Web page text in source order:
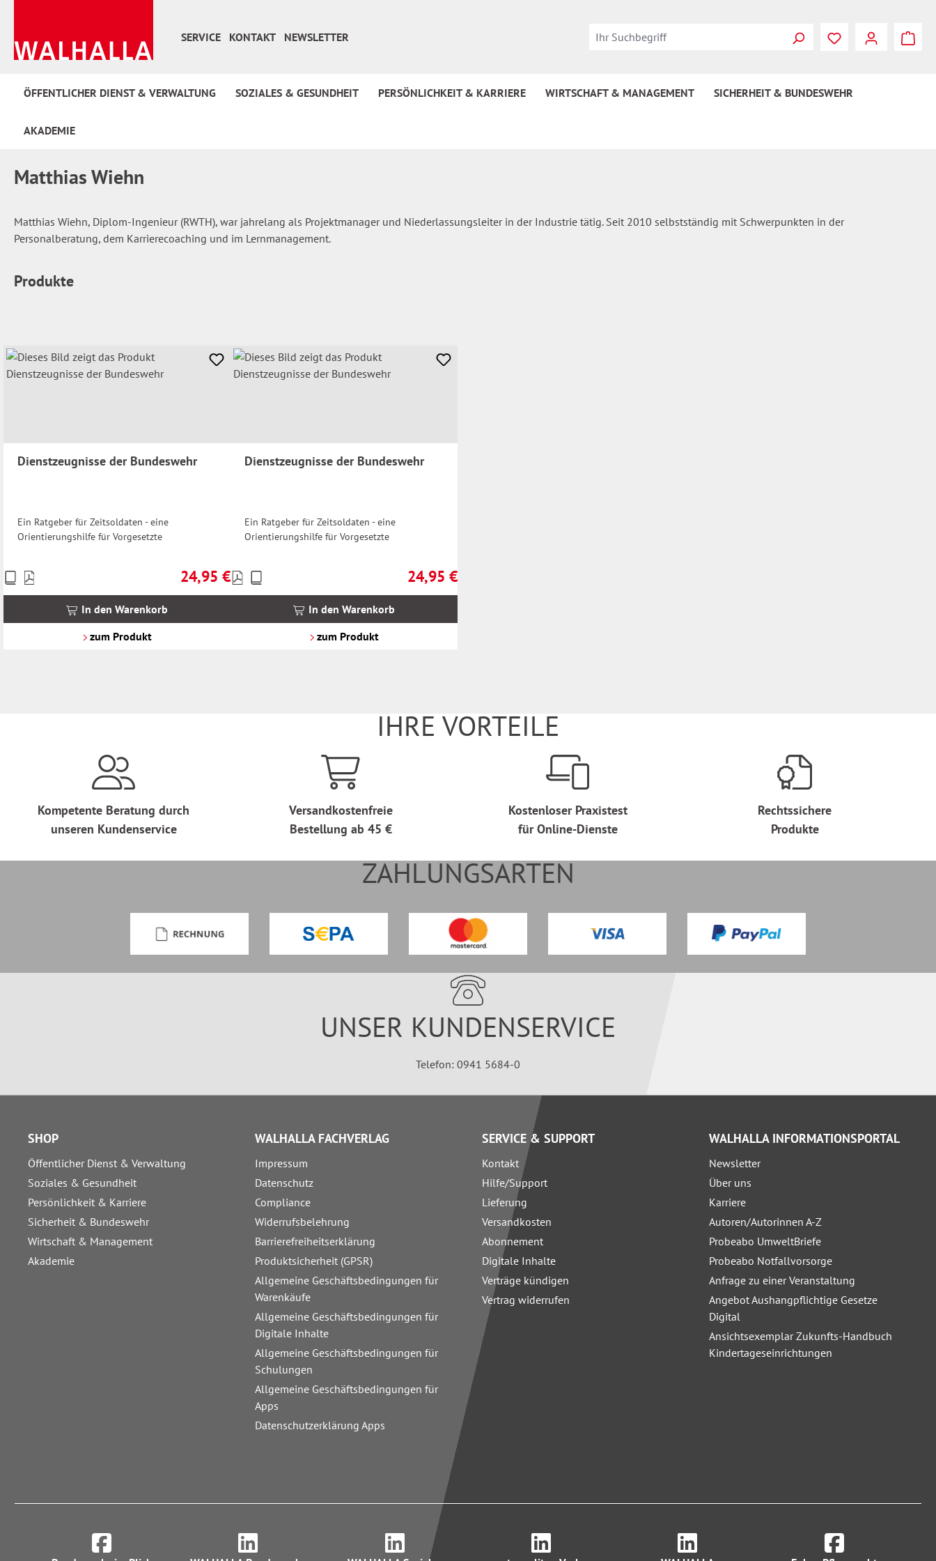
SERVICE
KONTAKT NEWSLETTER Du hast 0
ÖFFENTLICHER DIENST & VERWALTUNG SOZIALES & GESUNDHEIT PERSÖNLICHKEIT & KARRIERE WIRTSCHAFT & MANAGEMENT SICHERHEIT & BUNDESWEHR
AKADEMIE
Matthias Wiehn
Matthias Wiehn, Diplom-Ingenieur (RWTH), war jahrelang als Projektmanager und Niederlassungsleiter in der Industrie tätig. Seit 2010 selbstständig mit Schwerpunkten in der
Personalberatung, dem Karrierecoaching und im Lernmanagement.
Produkte
Dienstzeugnisse der Bundeswehr
Ein Ratgeber für Zeitsoldaten - eine
Orientierungshilfe für Vorgesetzte
Regulärer Preis:
24,95 €
Preise
inkl.
In den Warenkorb
zum Produkt
Dienstzeugnisse der Bundeswehr
Ein Ratgeber für Zeitsoldaten - eine
Orientierungshilfe für Vorgesetzte
Regulärer Preis:
24,95 €
Preise
inkl.
In den Warenkorb
zum Produkt
IHRE VORTEILE
Kompetente Beratung durch
unseren Kundenservice
Versandkostenfreie
Bestellung ab 45 €
Kostenloser Praxistest
für Online-Dienste
Rechtssichere
Produkte
ZAHLUNGSARTEN
UNSER KUNDENSERVICE
Telefon: 0941 5684-0
SHOP
Öffentlicher Dienst & Verwaltung
Soziales & Gesundheit
Persönlichkeit & Karriere
Sicherheit & Bundeswehr
Wirtschaft & Management
Akademie
WALHALLA FACHVERLAG
Impressum
Datenschutz
Compliance
Widerrufsbelehrung
Barrierefreiheitserklärung
Produktsicherheit (GPSR)
Allgemeine Geschäftsbedingungen für
Warenkäufe
Allgemeine Geschäftsbedingungen für
Digitale Inhalte
Allgemeine Geschäftsbedingungen für
Schulungen
Allgemeine Geschäftsbedingungen für
Apps
Datenschutzerklärung Apps
SERVICE & SUPPORT
Kontakt
Hilfe/Support
Lieferung
Versandkosten
Abonnement
Digitale Inhalte
Verträge kündigen
Vertrag widerrufen
WALHALLA INFORMATIONSPORTAL
Newsletter
Über uns
Karriere
Autoren/Autorinnen A-Z
Probeabo UmweltBriefe
Probeabo Notfallvorsorge
Anfrage zu einer Veranstaltung
Angebot Aushangpflichtige Gesetze
Digital
Ansichtsexemplar Zukunfts-Handbuch
Kindertageseinrichtungen